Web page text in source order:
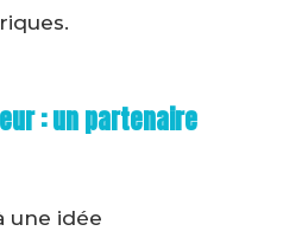
: un partenaire
une idée